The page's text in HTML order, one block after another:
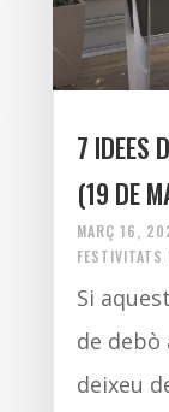
7 IDEES
(19 DE
MARÇ 16,
FESTIVITATS
Si
de debò
deixeu